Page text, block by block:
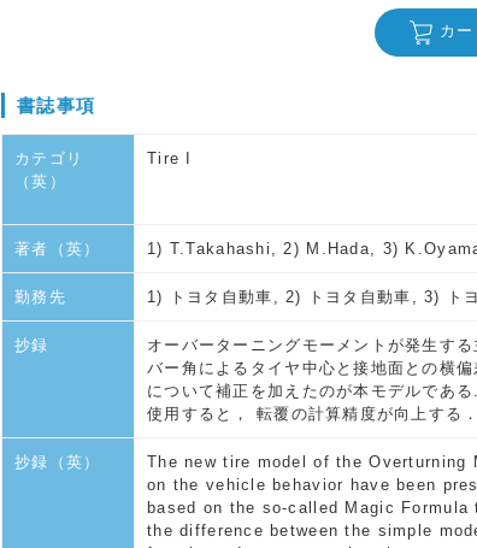
カー
書誌事項
カテゴリ
（英）
Tire I
著者（英） 1) T.Takahashi, 2) M.Hada, 3)
勤務先 1) トヨタ自動車, 2) トヨタ自動車, 3) ト
抄録
オーバーターニングモーメントが発生す
バー角によるタイヤ中心と接地面との横
について補正を加えたのが本モデルであ
使用すると， 転覆の計算精度が向上する．
抄録（英）
The new tire model of the Overturning
on the vehicle behavior have been
based on the so-called Magic
the difference between the simple